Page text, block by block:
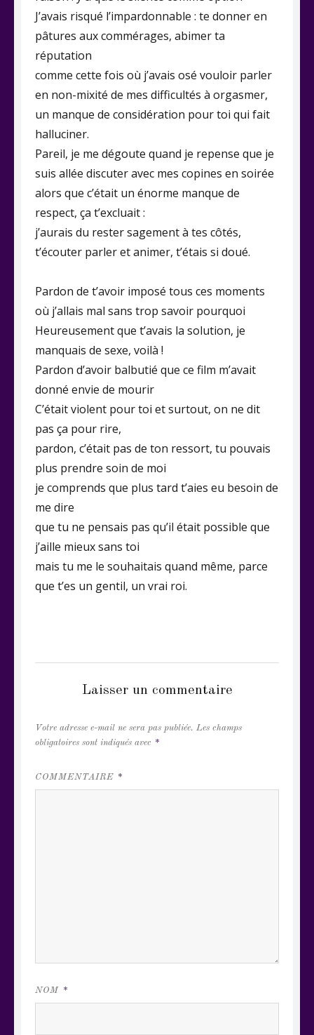
J’avais risqué l’impardonnable : te donner en
pâtures aux commérages, abimer ta
réputation
comme cette fois où j’avais osé vouloir parler
en non-mixité de mes difficultés à orgasmer,
un manque de considération pour toi qui fait
halluciner.
Pareil, je me dégoute quand je repense que je
suis allée discuter avec mes copines en soirée
alors que c’était un énorme manque de
respect, ça t’excluait :
j’aurais du rester sagement à tes côtés,
t’écouter parler et animer, t’étais si doué.
Pardon de t’avoir imposé tous ces moments
où j’allais mal sans trop savoir pourquoi
Heureusement que t’avais la solution, je
manquais de sexe, voilà !
Pardon d’avoir balbutié que ce film m’avait
donné envie de mourir
C’était violent pour toi et surtout, on ne dit
pas ça pour rire,
pardon, c’était pas de ton ressort, tu pouvais
plus prendre soin de moi
je comprends que plus tard t’aies eu besoin de
me dire
que tu ne pensais pas qu’il était possible que
j’aille mieux sans toi
mais tu me le souhaitais quand même, parce
que t’es un gentil, un vrai roi.
Laisser un commentaire
Votre adresse e-mail ne sera pas publiée. Les champs
obligatoires sont indiqués avec *
COMMENTAIRE *
NOM *